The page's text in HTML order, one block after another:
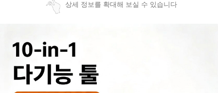
상세 정보를 확대해 보실 수 있습니다